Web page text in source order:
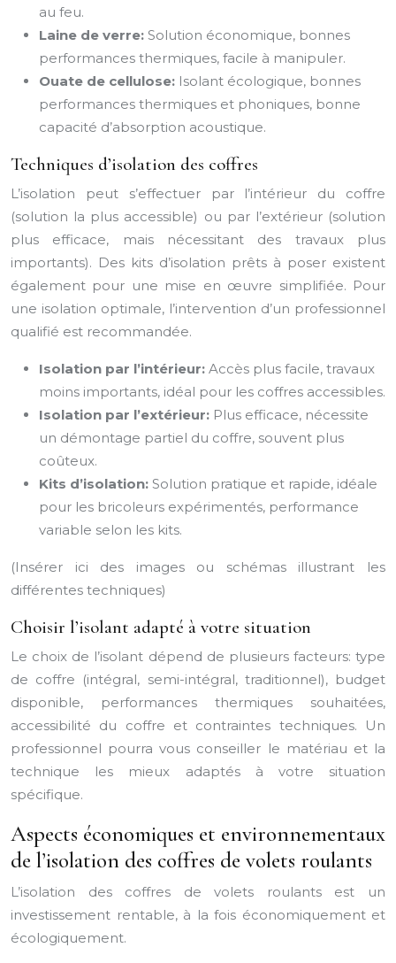
au feu.
Laine de verre: Solution économique, bonnes
performances thermiques, facile à manipuler.
Ouate de cellulose: Isolant écologique, bonnes
performances thermiques et phoniques, bonne
capacité d’absorption acoustique.
Techniques d’isolation des coffres
L’isolation peut s’effectuer par l’intérieur du coffre
(solution la plus accessible) ou par l’extérieur (solution
plus efficace, mais nécessitant des travaux plus
importants). Des kits d’isolation prêts à poser existent
également pour une mise en œuvre simplifiée. Pour
une isolation optimale, l’intervention d’un professionnel
qualifié est recommandée.
Isolation par l’intérieur: Accès plus facile, travaux
moins importants, idéal pour les coffres accessibles.
Isolation par l’extérieur: Plus efficace, nécessite
un démontage partiel du coffre, souvent plus
coûteux.
Kits d’isolation: Solution pratique et rapide, idéale
pour les bricoleurs expérimentés, performance
variable selon les kits.
(Insérer ici des images ou schémas illustrant les
différentes techniques)
Choisir l’isolant adapté à votre situation
Le choix de l’isolant dépend de plusieurs facteurs: type
de coffre (intégral, semi-intégral, traditionnel), budget
disponible, performances thermiques souhaitées,
accessibilité du coffre et contraintes techniques. Un
professionnel pourra vous conseiller le matériau et la
technique les mieux adaptés à votre situation
spécifique.
Aspects économiques et environnementaux
de l’isolation des coffres de volets roulants
L’isolation des coffres de volets roulants est un
investissement rentable, à la fois économiquement et
écologiquement.